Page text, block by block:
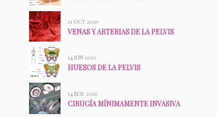
21 OCT 2020
VENAS Y ARTERIAS DE LA PELVIS
14 JUN 2020
HUESOS DE LA PELVIS
14 MAY 2020
CIRUGÍA MÍNIMAMENTE INVASIVA